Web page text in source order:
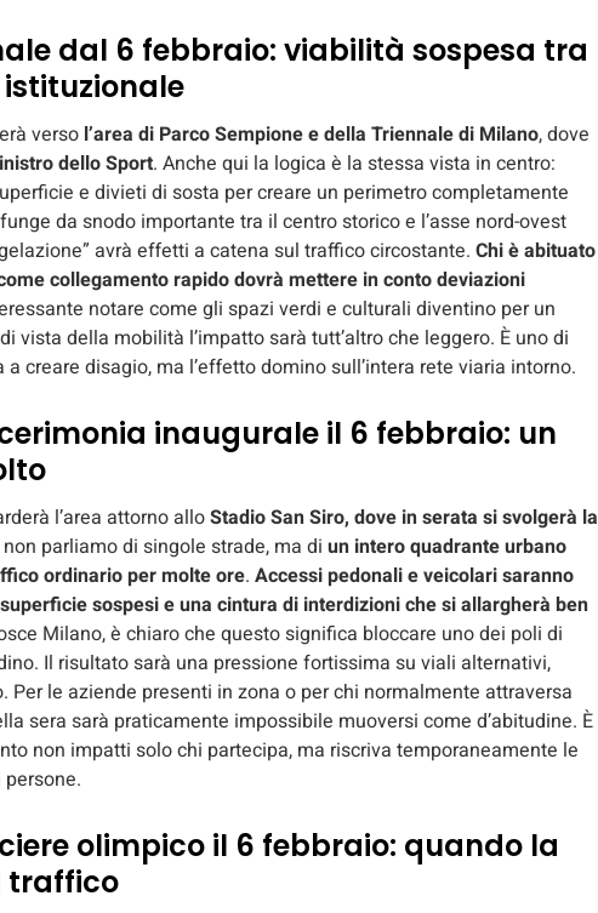
dal 6 febbraio: viabilità sospesa tra
verso l’area di Parco Sempione e della Triennale di Milano, dove
dello Sport. Anche qui la logica è la stessa vista in centro:
e divieti di sosta per creare un perimetro completamente
da snodo importante tra il centro storico e l’asse nord-ovest
avrà effetti a catena sul traffico circostante. Chi è abituato
collegamento rapido dovrà mettere in conto deviazioni
notare come gli spazi verdi e culturali diventino per un
vista della mobilità l’impatto sarà tutt’altro che leggero. È uno di
creare disagio, ma l’effetto domino sull’intera rete viaria intorno.
inaugurale il 6 febbraio: un
l’area attorno alloStadio San Siro, dove in serata si svolgerà la
non parliamo di singole strade, ma di un intero quadrante urbano
ordinario per molte ore. Accessi pedonali e veicolari saranno
sospesi e una cintura di interdizioni che si allargherà ben
Milano, è chiaro che questo significa bloccare uno dei poli di
Il risultato sarà una pressione fortissima su viali alternativi,
le aziende presenti in zona o per chi normalmente attraversa
sera sarà praticamente impossibile muoversi come d’abitudine. È
non impatti solo chi partecipa, ma riscriva temporaneamente le
olimpico il 6 febbraio: quando la
traffico